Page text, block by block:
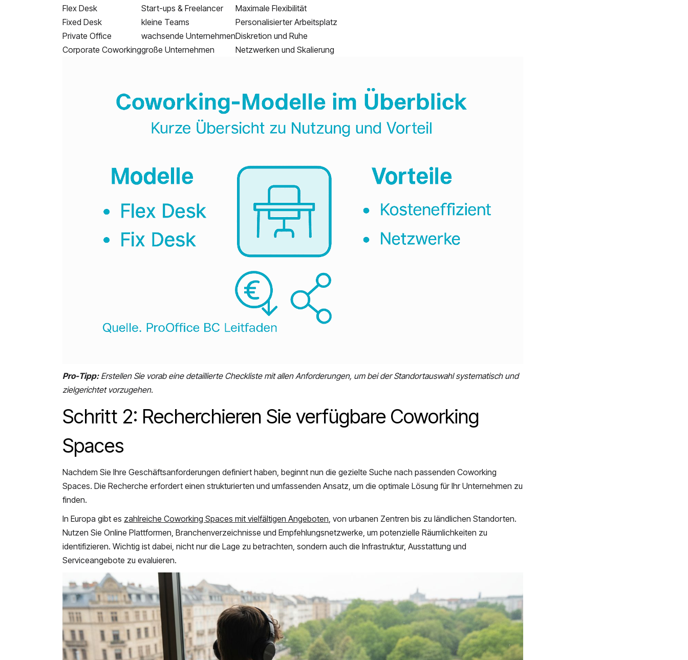
Flex Desk
Start-ups & Freelancer
Maximale Flexibilität
Fixed Desk
kleine Teams
Personalisierter Arbeitsplatz
Private Office
wachsende UnternehmenDiskretion und Ruhe
Corporate Coworkinggroße Unternehmen Netzwerken und Skalierung
Pro-Tipp: Erstellen Sie vorab eine detaillierte Checkliste mit allen Anforderungen, um bei der Standortauswahl systematisch und
zielgerichtet vorzugehen.
Schritt 2: Recherchieren Sie verfügbare Coworking
Spaces
Nachdem Sie Ihre Geschäftsanforderungen definiert haben, beginnt nun die gezielte Suche nach passenden Coworking
Spaces. Die Recherche erfordert einen strukturierten und umfassenden Ansatz, um die optimale Lösung für Ihr Unternehmen zu
finden.
In Europa gibt es zahlreiche Coworking Spaces mit vielfältigen Angeboten, von urbanen Zentren bis zu ländlichen Standorten.
Nutzen Sie Online Plattformen, Branchenverzeichnisse und Empfehlungsnetzwerke, um potenzielle Räumlichkeiten zu
identifizieren. Wichtig ist dabei, nicht nur die Lage zu betrachten, sondern auch die Infrastruktur, Ausstattung und
Serviceangebote zu evaluieren.